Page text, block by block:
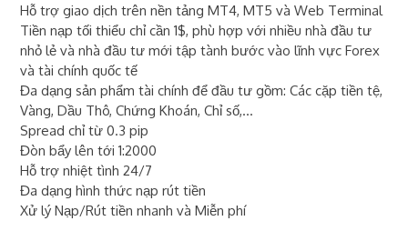
Hỗ trợ giao dịch trên nền tảng MT4, MT5 và Web Terminal
Tiền nạp tối thiểu chỉ cần 1$, phù hợp với nhiều nhà đầu tư
nhỏ lẻ và nhà đầu tư mới tập tành bước vào lĩnh vực Forex
và tài chính quốc tế
Đa dạng sản phẩm tài chính để đầu tư gồm: Các cặp tiền tệ,
Vàng, Dầu Thô, Chứng Khoán, Chỉ số,...
Spread chỉ từ 0.3 pip
Đòn bẩy lên tới 1:2000
Hỗ trợ nhiệt tình 24/7
Đa dạng hình thức nạp rút tiền
Xử lý Nạp/Rút tiền nhanh và Miễn phí